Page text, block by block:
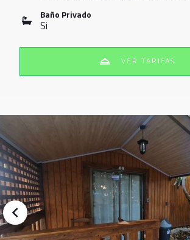
Baño Privado
Si
VER TARIFAS